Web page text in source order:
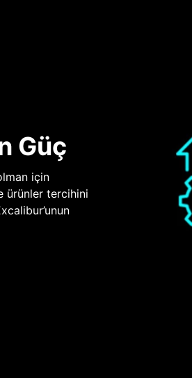
Güç
için
ürünler tercihini